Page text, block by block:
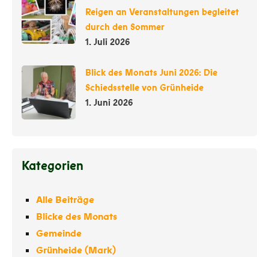
Reigen an Veranstaltungen begleitet
durch den Sommer
1. Juli 2026
Blick des Monats Juni 2026: Die
Schiedsstelle von Grünheide
1. Juni 2026
Kategorien
Alle Beiträge
Blicke des Monats
Gemeinde
Grünheide (Mark)